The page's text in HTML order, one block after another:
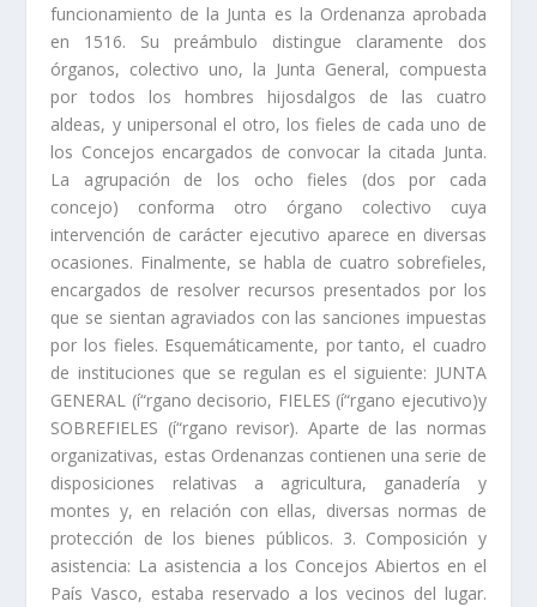
funciona­miento de la Junta es la Ordenanza aprobada
en 1516. Su preámbulo distingue claramente dos
órganos, colectivo uno, la Junta General, compuesta
por todos los hombres hijosdalgos de las cuatro
aldeas, y unipersonal el otro, los fieles de cada uno de
los Concejos encargados de convocar la citada Junta.
La agrupación de los ocho fieles (dos por cada
concejo) conforma otro órgano colectivo cuya
intervención de carácter ejecutivo aparece en diversas
ocasiones. Finalmente, se habla de cuatro sobrefieles,
encargados de resolver recur­sos presentados por los
que se sientan agraviados con las sanciones impuestas
por los fieles. Esquemáticamente, por tanto, el cuadro
de instituciones que se regulan es el siguiente: JUNTA
GENERAL (í“rgano decisorio, FIELES (í“rgano ejecutivo)y
SOBREFIELES (í“rgano revisor). Aparte de las normas
organizativas, estas Ordenanzas contienen una serie de
disposiciones relativas a agricultura, ganaderí­a y
montes y, en relación con ellas, diversas normas de
protección de los bienes públicos. 3. Composición y
asistencia: La asistencia a los Concejos Abiertos en el
Paí­s Vasco, estaba reser­vado a los vecinos del lugar.